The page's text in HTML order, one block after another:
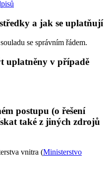
a jak se uplatňují
se správním řádem.
uplatněny v případě
postupu (o řešení
také z jiných zdrojů
vnitra (Ministerstvo